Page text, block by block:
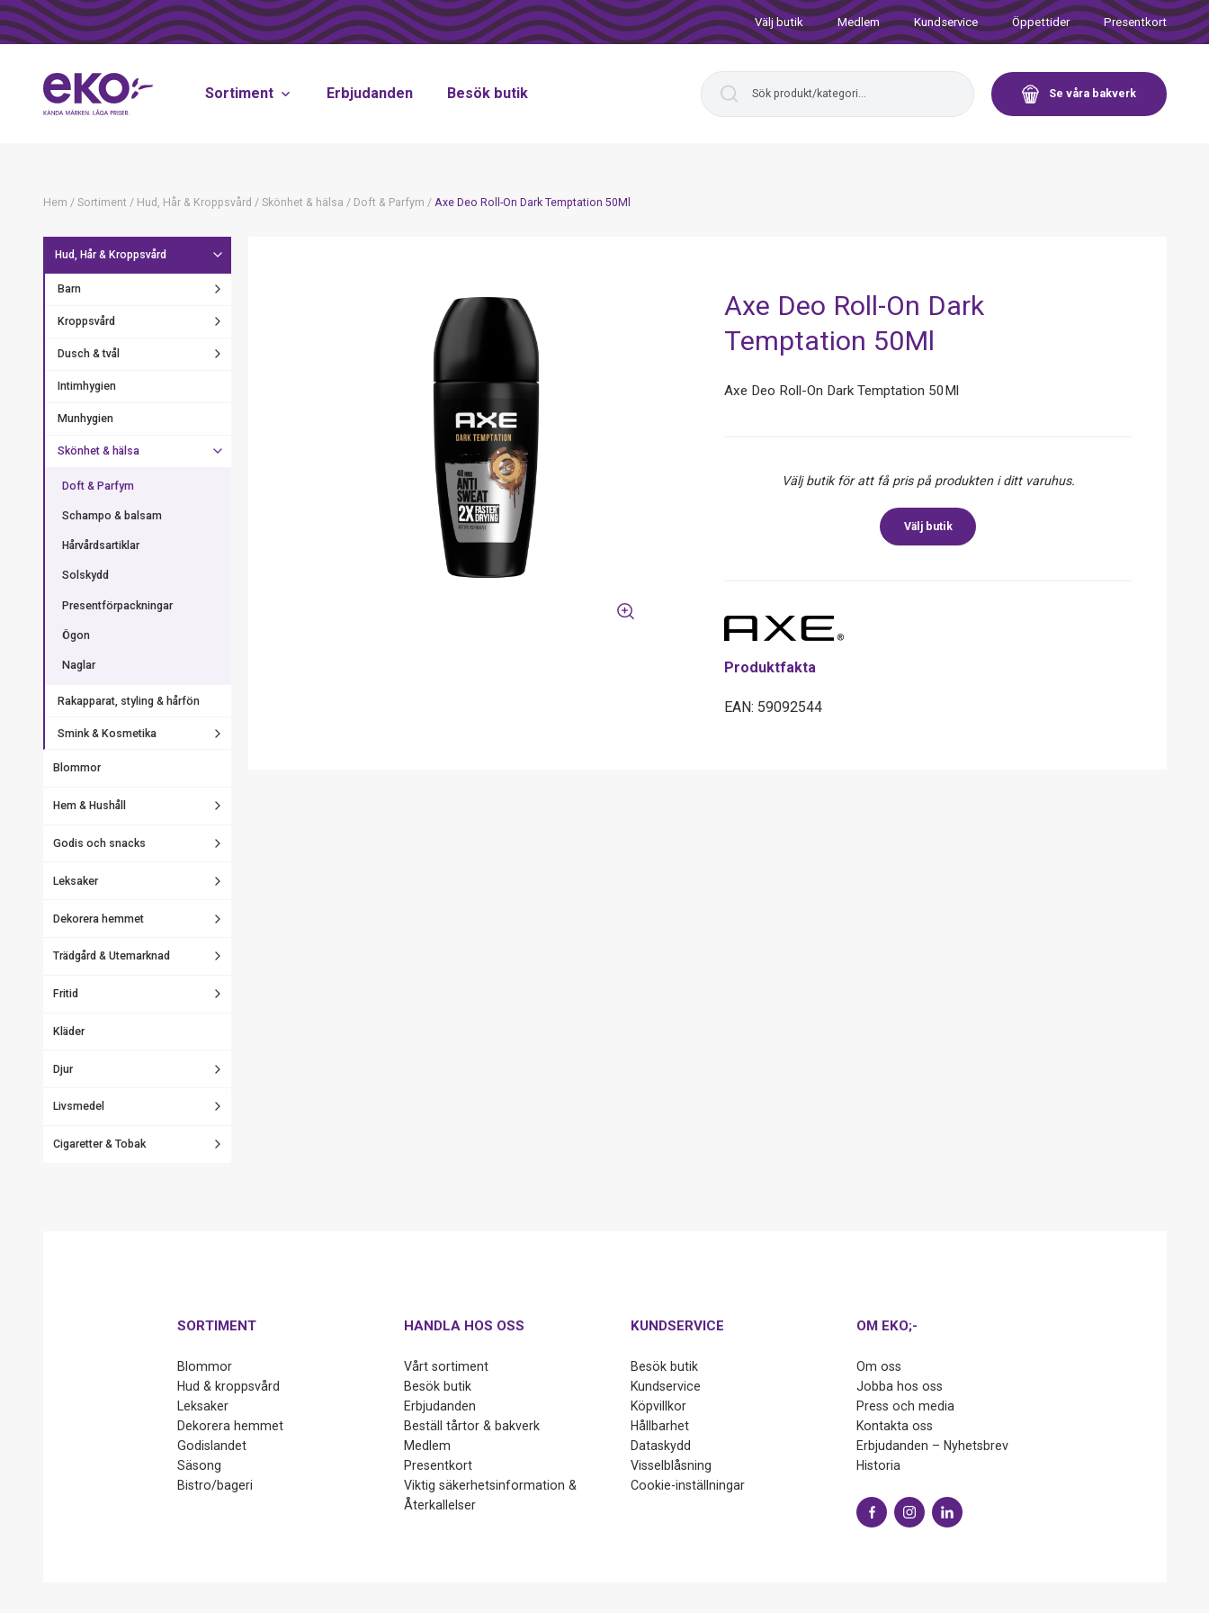
Välj butik Medlem Kundservice Öppettider Presentkort
Sortiment Erbjudanden Besök butik Se våra bakverk
Hem / Sortiment / Hud, Hår & Kroppsvård / Skönhet & hälsa / Doft & Parfym / Axe Deo Roll-On Dark Temptation 50Ml
Hud, Hår & Kroppsvård
Barn
Kroppsvård
Dusch & tvål
Intimhygien
Munhygien
Skönhet & hälsa
Doft & Parfym
Schampo & balsam
Hårvårdsartiklar
Solskydd
Presentförpackningar
Ögon
Naglar
Rakapparat, styling & hårfön
Smink & Kosmetika
Blommor
Hem & Hushåll
Godis och snacks
Leksaker
Dekorera hemmet
Trädgård & Utemarknad
Fritid
Kläder
Djur
Livsmedel
Cigaretter & Tobak
Axe Deo Roll-On Dark
Temptation 50Ml
Axe Deo Roll-On Dark Temptation 50Ml
Välj butik för att få pris på produkten i ditt varuhus.
Välj butik
Produktfakta
EAN: 59092544
SORTIMENT
Blommor
Hud & kroppsvård
Leksaker
Dekorera hemmet
Godislandet
Säsong
Bistro/bageri
HANDLA HOS OSS
Vårt sortiment
Besök butik
Erbjudanden
Beställ tårtor & bakverk
Medlem
Presentkort
Viktig säkerhetsinformation &
Återkallelser
KUNDSERVICE
Besök butik
Kundservice
Köpvillkor
Hållbarhet
Dataskydd
Visselblåsning
Cookie-inställningar
OM EKO;-
Om oss
Jobba hos oss
Press och media
Kontakta oss
Erbjudanden – Nyhetsbrev
Historia